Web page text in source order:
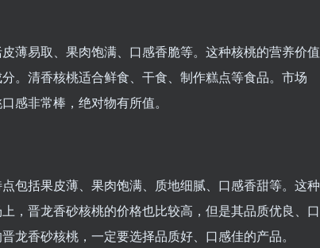
薄易取、果肉饱满、口感香脆等。这种核桃的营养价值
。清香核桃适合鲜食、干食、制作糕点等食品。市场
感非常棒，绝对物有所值。
包括果皮薄、果肉饱满、质地细腻、口感香甜等。这种
，晋龙香砂核桃的价格也比较高，但是其品质优良、口
龙香砂核桃，一定要选择品质好、口感佳的产品。